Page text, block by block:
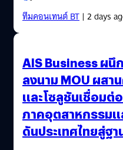
ทีมคอนเทนต์ BT| 2 days
AIS Business ผนึ
ลงนาม MOU ผสา
และโซลูชันเชื่อมต่
ภาคอุตสาหกรรม
ดันประเทศไทยสู่ฐ